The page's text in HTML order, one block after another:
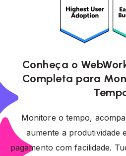
Conheça o
Completa para
Monitore o tempo,
aumente a produtividade
pagamento com facilidade.